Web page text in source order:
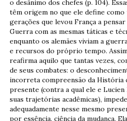
o desânimo dos chefes (p. 104).
têm origem no que ele define como
gerações que levou França a
Guerra com as mesmas táticas e
enquanto os alemães viviam a
e recursos do próprio tempo.
reafirma aquilo que tantas vezes,
de seus combates: o
incorreta compreensão da História
presente (contra a qual ele e
suas trajetórias acadêmicas),
adequadamente nesse mesmo
por essência, ciência da mudança.